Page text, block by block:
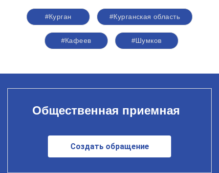
#Курган #Курганская область
#Кафеев #Шумков
Общественная приемная
Создать обращение